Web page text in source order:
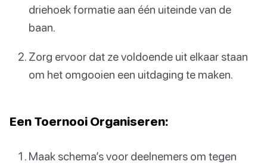
driehoek formatie aan één uiteinde van de
baan.
Zorg ervoor dat ze voldoende uit elkaar staan
om het omgooien een uitdaging te maken.
Een Toernooi Organiseren:
Maak schema’s voor deelnemers om tegen